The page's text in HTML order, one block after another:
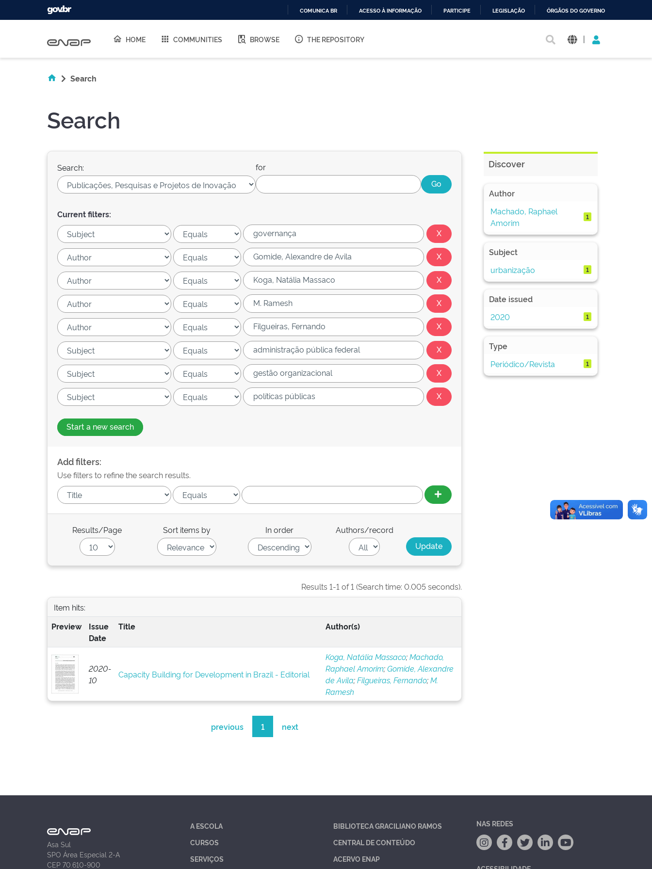
O
COMUNICA BR ACESSO À INFORMAÇÃO PARTICIPE LEGISLAÇÃO ÓRGÃOS DO GOVERNO
HOME COMMUNITIES BROWSE THE REPOSITORY |
Search
Search
Search: for
Current filters:
Start a new search
Add filters:
Use filters to refine the search results.
Results/Page Sort items by In order Authors/record
Results 1-1 of 1 (Search time: 0.005 seconds).
Item hits:
Preview
Issue
Date
Title Author(s)
2020-
10
Capacity Building for Development in Brazil - Editorial
Koga, Natália Massaco;Machado,
Raphael Amorim;Gomide, Alexandre
de Avila;Filgueiras, Fernando;M.
Ramesh
previous 1 next
Discover
Author
Machado, Raphael
Amorim
1
Subject
urbanização
1
Date issued
2020
1
Type
Periódico/Revista
1
Asa Sul
SPO Área Especial 2-A
CEP 70.610-900
A ESCOLA
CURSOS
SERVIÇOS
BIBLIOTECA GRACILIANO RAMOS
CENTRAL DE CONTEÚDO
ACERVO ENAP
NAS REDES